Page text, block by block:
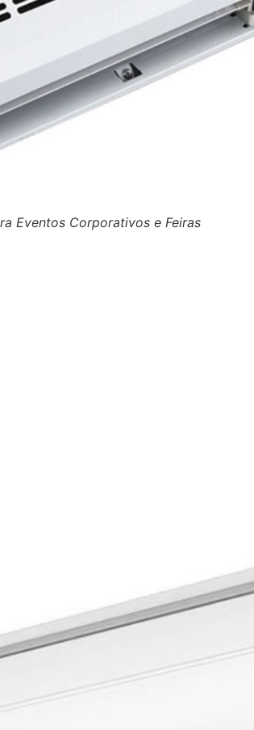
Eventos Corporativos e Feiras